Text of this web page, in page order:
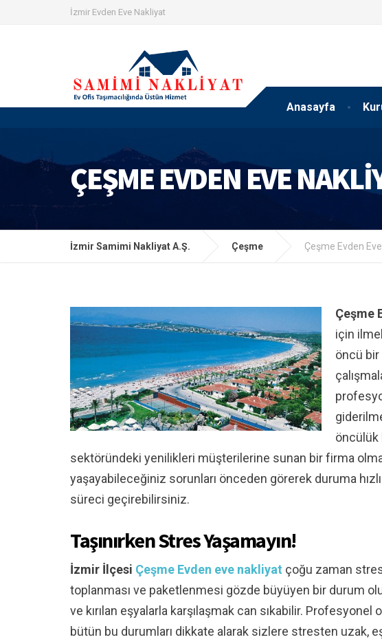
İzmir Evden Eve Nakliyat
Anasayfa
ÇEŞME EVDEN EVE
İzmir Samimi Nakliyat A.Ş. Çeşme Çeşme Evden
Çeşme
için
öncü
öncülük
sektöründeki yenilikleri müşterilerine sunan bir firma
yaşayabileceğiniz sorunları önceden görerek duruma
süreci geçirebilirsiniz.
Taşınırken Stres Yaşamayın!
İzmir İlçesi Çeşme Evden eve nakliyat çoğu zaman
toplanması ve paketlenmesi gözde büyüyen bir durum
ve kırılan eşyalarla karşılaşmak can sıkabilir.
bütün bu durumları dikkate alarak sizlere stresten uzak,